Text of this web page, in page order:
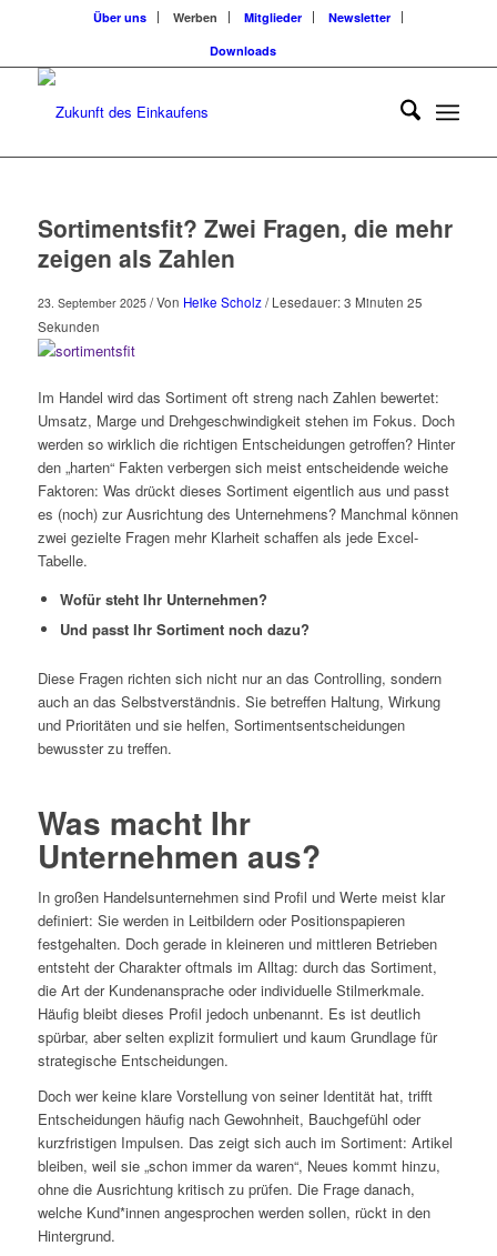
Über uns Werben Mitglieder
Newsletter
Downloads
Sortimentsfit? Zwei Fragen, die mehr
zeigen als Zahlen
23. September 2025/ Von Heike Scholz/ Lesedauer: 3 Minuten 25
Sekunden
Im Handel wird das Sortiment oft streng nach Zahlen bewertet:
Umsatz, Marge und Drehgeschwindigkeit stehen im Fokus. Doch
werden so wirklich die richtigen Entscheidungen getroffen? Hinter
den „harten“ Fakten verbergen sich meist entscheidende weiche
Faktoren: Was drückt dieses Sortiment eigentlich aus und passt
es (noch) zur Ausrichtung des Unternehmens? Manchmal können
zwei gezielte Fragen mehr Klarheit schaffen als jede Excel-
Tabelle.
Wofür steht Ihr Unternehmen?
Und passt Ihr Sortiment noch dazu?
Diese Fragen richten sich nicht nur an das Controlling, sondern
auch an das Selbstverständnis. Sie betreffen Haltung, Wirkung
und Prioritäten und sie helfen, Sortimentsentscheidungen
bewusster zu treffen.
Was macht Ihr
Unternehmen aus?
In großen Handelsunternehmen sind Profil und Werte meist klar
definiert: Sie werden in Leitbildern oder Positionspapieren
festgehalten. Doch gerade in kleineren und mittleren Betrieben
entsteht der Charakter oftmals im Alltag: durch das Sortiment,
die Art der Kundenansprache oder individuelle Stilmerkmale.
Häufig bleibt dieses Profil jedoch unbenannt. Es ist deutlich
spürbar, aber selten explizit formuliert und kaum Grundlage für
strategische Entscheidungen.
Doch wer keine klare Vorstellung von seiner Identität hat, trifft
Entscheidungen häufig nach Gewohnheit, Bauchgefühl oder
kurzfristigen Impulsen. Das zeigt sich auch im Sortiment: Artikel
bleiben, weil sie „schon immer da waren“, Neues kommt hinzu,
ohne die Ausrichtung kritisch zu prüfen. Die Frage danach,
welche Kund*innen angesprochen werden sollen, rückt in den
Hintergrund.